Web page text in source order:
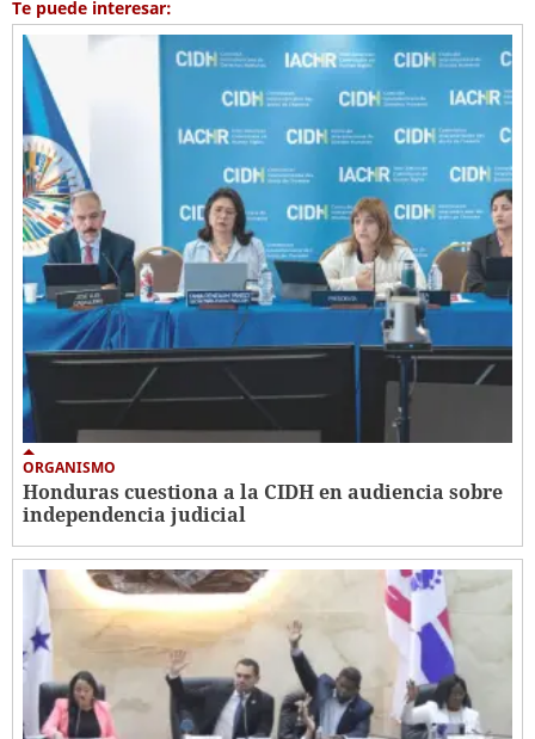
Te puede interesar:
ORGANISMO
Honduras cuestiona a la CIDH en audiencia sobre
independencia judicial